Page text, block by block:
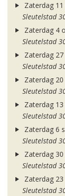
Zaterdag
Sleutelstad
Zaterdag 4
Sleutelstad
Zaterdag
Sleutelstad
Zaterdag
Sleutelstad
Zaterdag
Sleutelstad
Zaterdag 6
Sleutelstad
Zaterdag
Sleutelstad
Zaterdag
Sleutelstad